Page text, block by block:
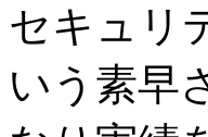
セキュリ
いう素早